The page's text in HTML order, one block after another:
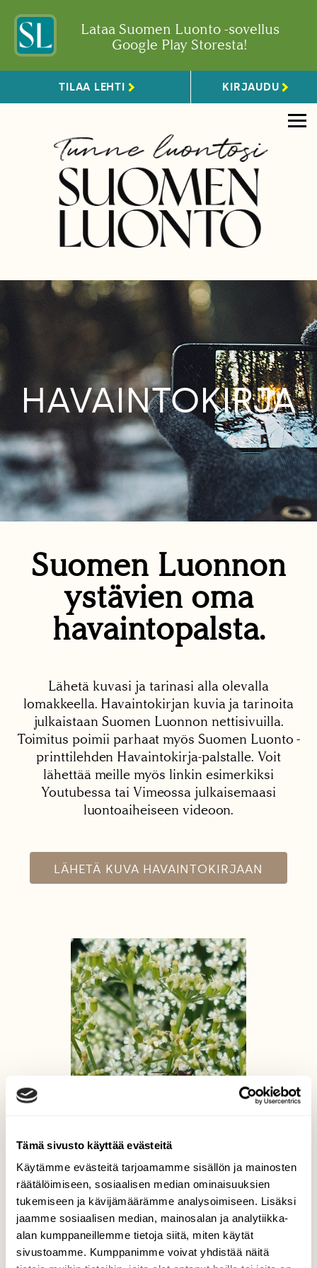
Tämä sivusto käyttää evästeitä
Käytämme evästeitä tarjoamamme sisällön ja mainosten
räätälöimiseen, sosiaalisen median ominaisuuksien
tukemiseen ja kävijämäärämme analysoimiseen. Lisäksi
jaamme sosiaalisen median, mainosalan ja analytiikka-
alan kumppaneillemme tietoja siitä, miten käytät
sivustoamme. Kumppanimme voivat yhdistää näitä
Lataa Suomen Luonto -sovellus
Google Play Storesta!
TILAA LEHTI KIRJAUDU
HAVAINTOKIRJA
Suomen Luonnon
ystävien oma
havaintopalsta.
Lähetä kuvasi ja tarinasi alla olevalla
lomakkeella. Havaintokirjan kuvia ja tarinoita
julkaistaan Suomen Luonnon nettisivuilla.
Toimitus poimii parhaat myös Suomen Luonto -
printtilehden Havaintokirja-palstalle. Voit
lähettää meille myös linkin esimerkiksi
Youtubessa tai Vimeossa julkaisemaasi
luontoaiheiseen videoon.
LÄHETÄ KUVA HAVAINTOKIRJAAN